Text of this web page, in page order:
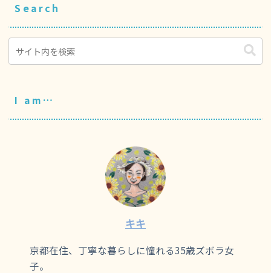
Search
I am…
キキ
京都在住、丁寧な暮らしに憧れる35歳ズボラ女
子。